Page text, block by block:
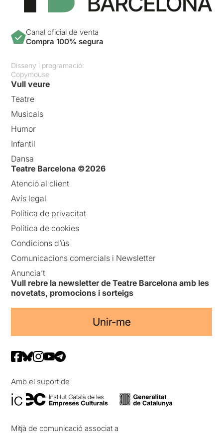
Canal oficial de venta
Compra 100% segura
Disseny i programació:
Copymouse
Vull veure
Teatre
Musicals
Humor
Infantil
Dansa
Teatre Barcelona ©2026
Atenció al client
Avís legal
Política de privacitat
Política de cookies
Condicions d’ús
Comunicacions comercials i Newsletter
Anuncia’t
Vull rebre la newsletter de Teatre Barcelona amb les
novetats, promocions i sorteigs
Unir-me
Amb el suport de
Mitjà de comunicació associat a